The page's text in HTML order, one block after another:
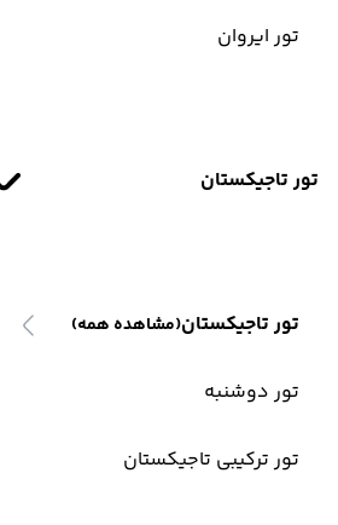
تور ایروان
تور تاجیکستان
تور تاجیکستان(مشاهده همه)
تور دوشنبه
تور ترکیبی تاجیکستان